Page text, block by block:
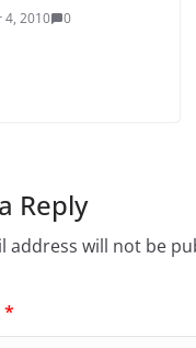
4, 2010 0
Reply
address will not be
*